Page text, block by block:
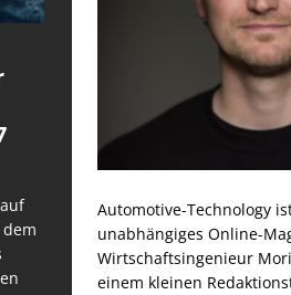
dem
Automotive-Technology
unabhängiges Online-
Wirtschaftsingenieur
einem kleinen